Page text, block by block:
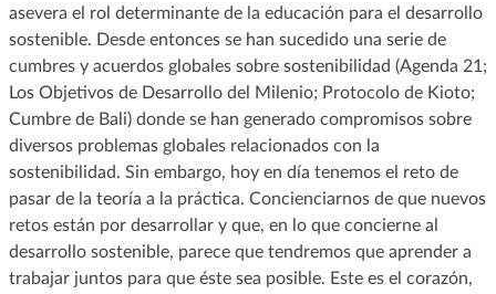
asevera el rol determinante de la educación para el desarrollo
sostenible. Desde entonces se han sucedido una serie de
cumbres y acuerdos globales sobre sostenibilidad (Agenda 21;
Los Objetivos de Desarrollo del Milenio; Protocolo de Kioto;
Cumbre de Bali) donde se han generado compromisos sobre
diversos problemas globales relacionados con la
sostenibilidad. Sin embargo, hoy en día tenemos el reto de
pasar de la teoría a la práctica. Concienciarnos de que nuevos
retos están por desarrollar y que, en lo que concierne al
desarrollo sostenible, parece que tendremos que aprender a
trabajar juntos para que éste sea posible. Este es el corazón,